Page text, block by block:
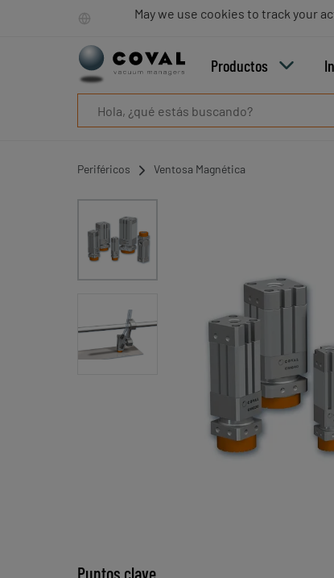
Productos
Periféricos Ventosa Magnética
Puntos clave
Industrias
Tecnologías
Distribuidores
May we use cookies to track your